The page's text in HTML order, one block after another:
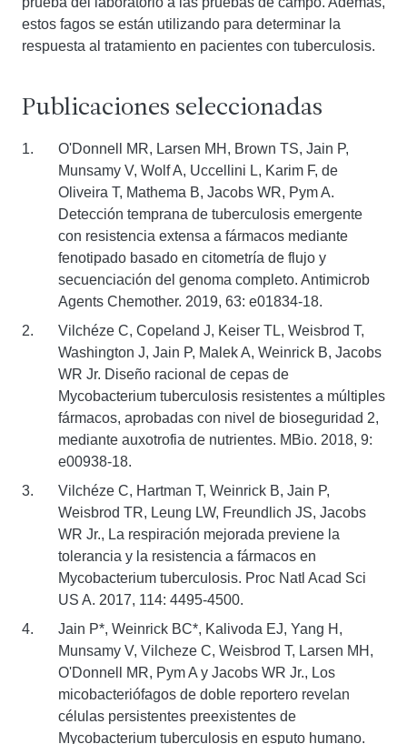
estos fagos se están utilizando para determinar la
respuesta al tratamiento en pacientes con tuberculosis.
Publicaciones seleccionadas
O'Donnell MR, Larsen MH, Brown TS, Jain P,
Munsamy V, Wolf A, Uccellini L, Karim F, de
Oliveira T, Mathema B, Jacobs WR, Pym A.
Detección temprana de tuberculosis emergente
con resistencia extensa a fármacos mediante
fenotipado basado en citometría de flujo y
secuenciación del genoma completo. Antimicrob
Agents Chemother. 2019, 63: e01834-18.
Vilchéze C, Copeland J, Keiser TL, Weisbrod T,
Washington J, Jain P, Malek A, Weinrick B, Jacobs
WR Jr. Diseño racional de cepas de
Mycobacterium tuberculosis resistentes a múltiples
fármacos, aprobadas con nivel de bioseguridad 2,
mediante auxotrofia de nutrientes. MBio. 2018, 9:
e00938-18.
Vilchéze C, Hartman T, Weinrick B, Jain P,
Weisbrod TR, Leung LW, Freundlich JS, Jacobs
WR Jr., La respiración mejorada previene la
tolerancia y la resistencia a fármacos en
Mycobacterium tuberculosis. Proc Natl Acad Sci
US A. 2017, 114: 4495-4500.
Jain P*, Weinrick BC*, Kalivoda EJ, Yang H,
Munsamy V, Vilcheze C, Weisbrod T, Larsen MH,
O'Donnell MR, Pym A y Jacobs WR Jr., Los
micobacteriófagos de doble reportero revelan
células persistentes preexistentes de
Mycobacterium tuberculosis en esputo humano.